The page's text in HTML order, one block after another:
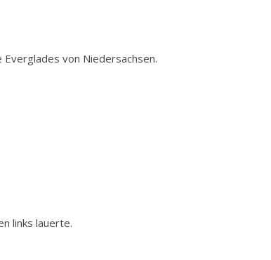
Everglades von Niedersachsen.
links lauerte.